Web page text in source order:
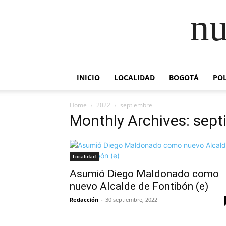
INICIO LOCALIDAD BOGOTÁ
Home 2022 septiembre
Monthly Archives:
Localidad
Asumió Diego Maldonado como
nuevo Alcalde de Fontibón (e)
Redacción - 30 septiembre, 2022